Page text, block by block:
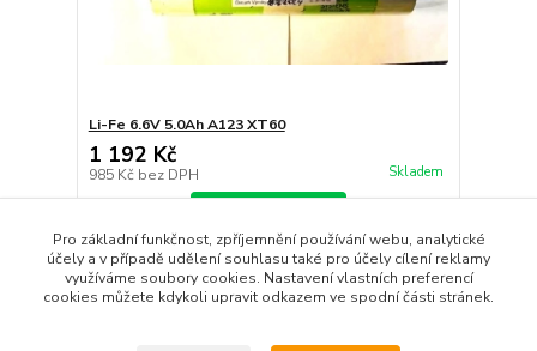
Li-Fe 6.6V 5.0Ah A123 XT60
1 192 Kč
985 Kč bez DPH Skladem
strana z 1
Pro základní funkčnost, zpříjemnění používání webu, analytické
účely a v případě udělení souhlasu také pro účely cílení reklamy
využíváme soubory cookies. Nastavení vlastních preferencí
cookies můžete kdykoli upravit odkazem ve spodní části stránek.